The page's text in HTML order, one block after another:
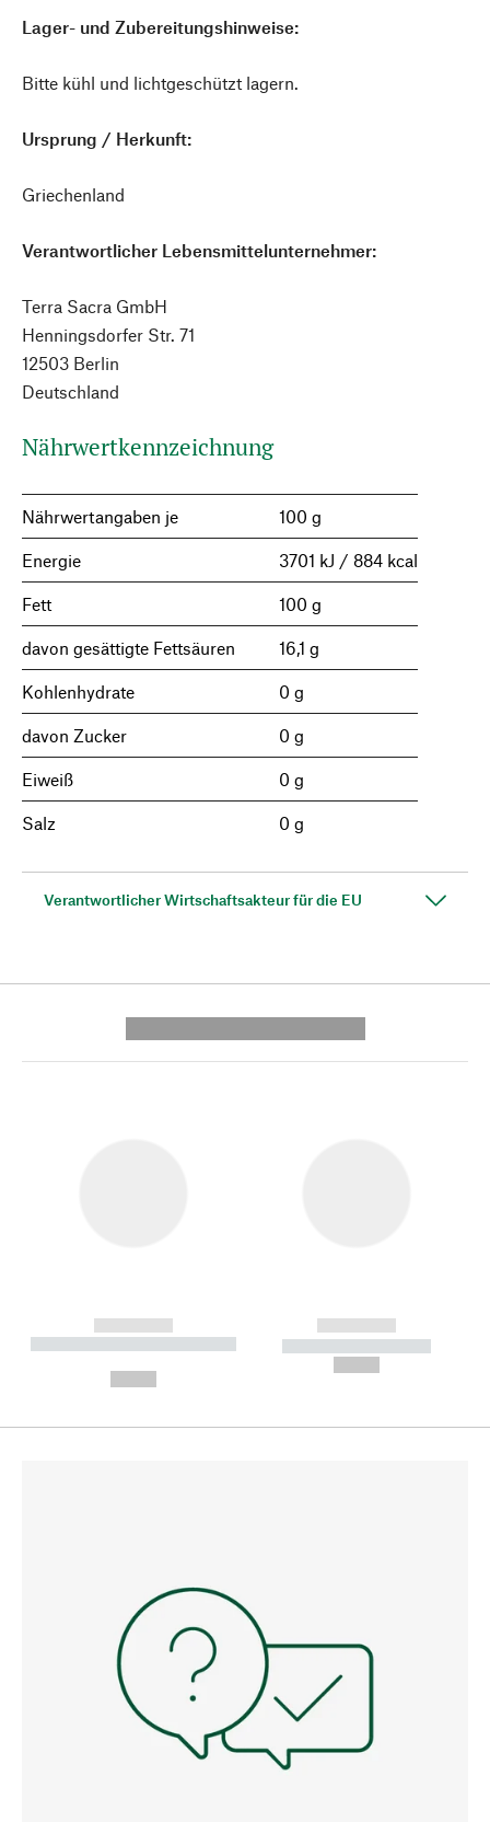
Lager- und Zubereitungshinweise:
Bitte kühl und lichtgeschützt lagern.
Ursprung / Herkunft:
Griechenland
Verantwortlicher Lebensmittelunternehmer:
Terra Sacra GmbH
Henningsdorfer Str. 71
12503 Berlin
Deutschland
Nährwertkennzeichnung
Nährwertangaben je 100 g
Energie 3701 kJ / 884 kcal
Fett 100 g
davon gesättigte Fettsäuren 16,1 g
Kohlenhydrate 0 g
davon Zucker 0 g
Eiweiß 0 g
Salz 0 g
Verantwortlicher Wirtschaftsakteur für die EU
------------
----------- ----------- --------
------------
----------- -----------